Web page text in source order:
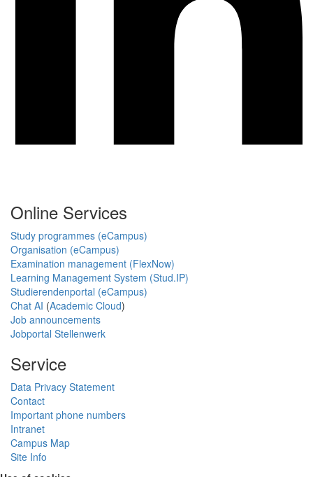
Online Services
Study programmes (eCampus)
Organisation (eCampus)
Examination management (FlexNow)
Learning Management System (Stud.IP)
Studierendenportal (eCampus)
Chat AI (Academic Cloud)
Job announcements
Jobportal Stellenwerk
Service
Data Privacy Statement
Contact
Important phone numbers
Intranet
Campus Map
Site Info